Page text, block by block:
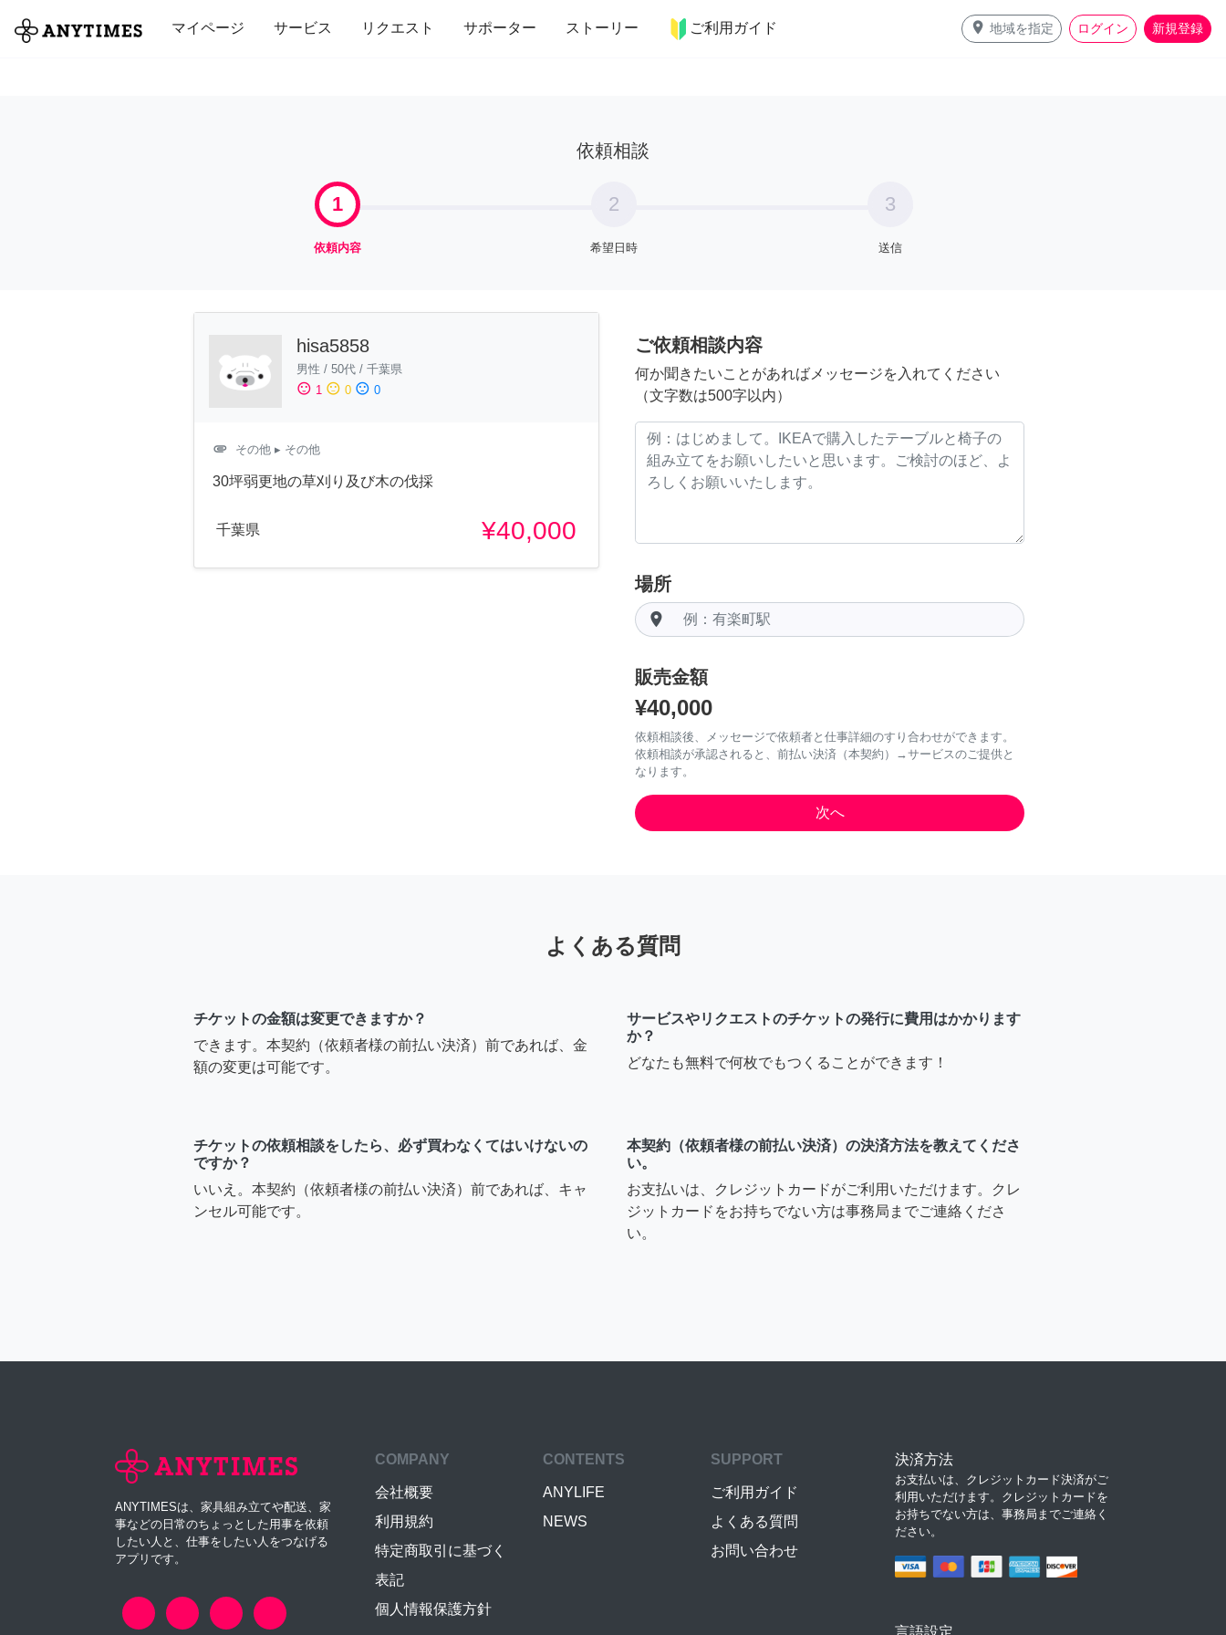
マイページ サービス リクエスト サポーター ストーリー ご利用ガイド place 地域を指定 ログイン 新規登録
全て 修理・組立 家事 引っ越し インテリア 趣味・習い事 ペット 料理
依頼相談
1
依頼内容
2
希望日時
3
送信
hisa5858
男性 / 50代 / 千葉県
sentiment_satisfied 1 sentiment_neutral 0 sentiment_dissatisfied 0
attachment その他 ▸ その他
30坪弱更地の草刈り及び木の伐採
千葉県 ¥40,000
ご依頼相談内容
何か聞きたいことがあればメッセージを入れてください
（文字数は500字以内）
場所
room
販売金額
¥40,000
依頼相談後、メッセージで依頼者と仕事詳細のすり合わせができます。
依頼相談が承認されると、前払い決済（本契約）→サービスのご提供と
なります。
よくある質問
チケットの金額は変更できますか？
できます。本契約（依頼者様の前払い決済）前であれば、金
額の変更は可能です。
サービスやリクエストのチケットの発行に費用はかかります
か？
どなたも無料で何枚でもつくることができます！
チケットの依頼相談をしたら、必ず買わなくてはいけないの
ですか？
いいえ。本契約（依頼者様の前払い決済）前であれば、キャ
ンセル可能です。
本契約（依頼者様の前払い決済）の決済方法を教えてくださ
い。
お支払いは、クレジットカードがご利用いただけます。クレ
ジットカードをお持ちでない方は事務局までご連絡くださ
い。
ANYTIMESは、家具組み立てや配送、家
事などの日常のちょっとした用事を依頼
したい人と、仕事をしたい人をつなげる
アプリです。
COMPANY
会社概要
利用規約
特定商取引に基づく
表記
個人情報保護方針
CONTENTS
ANYLIFE
NEWS
SUPPORT
ご利用ガイド
よくある質問
お問い合わせ
決済方法
お支払いは、クレジットカード決済がご
利用いただけます。クレジットカードを
お持ちでない方は、事務局までご連絡く
ださい。
言語設定